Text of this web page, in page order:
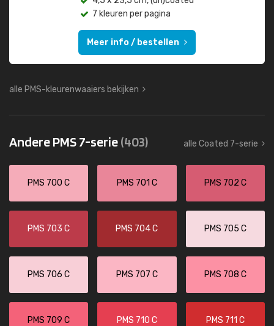
7 kleuren per pagina
Meer info / bestellen
alle PMS-kleurenwaaiers bekijken
Andere PMS 7-serie(403) alle Coated 7-serie
PMS 700 C PMS 701 C PMS 702 C
PMS 703 C PMS 704 C PMS 705 C
PMS 706 C PMS 707 C PMS 708 C
PMS 709 C PMS 710 C PMS 711 C